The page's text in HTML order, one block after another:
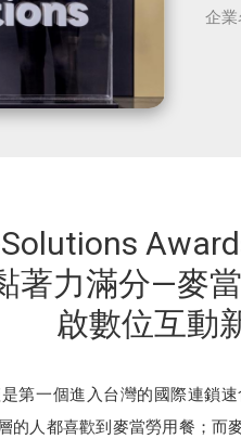
企業
Solutions
著力滿分—麥
啟數位互動
第一個進入台灣的國際連鎖
的人都喜歡到麥當勞用餐；而